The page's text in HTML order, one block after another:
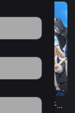
弹珠汽水瓶里的千岁同学